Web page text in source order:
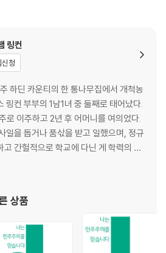
링컨
청
하딘 카운티의 한 통나무집에서 개척농
링컨 부부의 1남1녀 중 둘째로 태어났다.
로 이주하고 2년 후 어머니를 여의었다.
일을 돕거나 품삯을 받고 일했으며, 정규
간헐적으로 학교에 다닌 게 학력의 전
노이 주로 이주할 때 가족을 따라 콜스 카
먼 카운티의 뉴세일럼으로 가서 독립했
리노이
상품